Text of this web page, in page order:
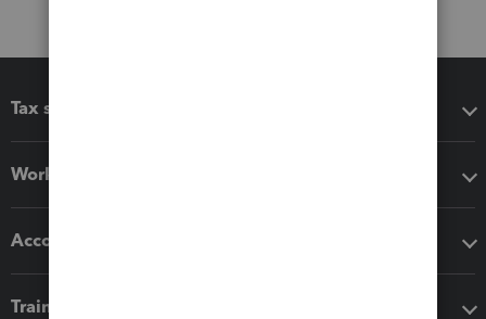
Tax software
Workflow add-ons
Accounting solutions
Training & support